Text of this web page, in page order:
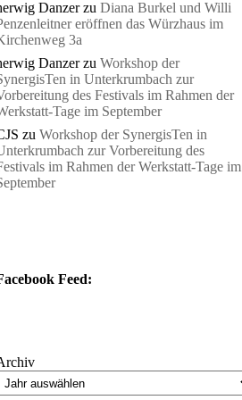
Danzerzu Diana Burkel und Willi
eröffnen das Würzhaus im
3a
Danzerzu Workshop der
in Unterkrumbach zur
des Festivals im Rahmen der
Tage im September
zu Workshop der SynergisTen in
zur Vorbereitung des
im Rahmen der Werkstatt-Tage im
Feed: